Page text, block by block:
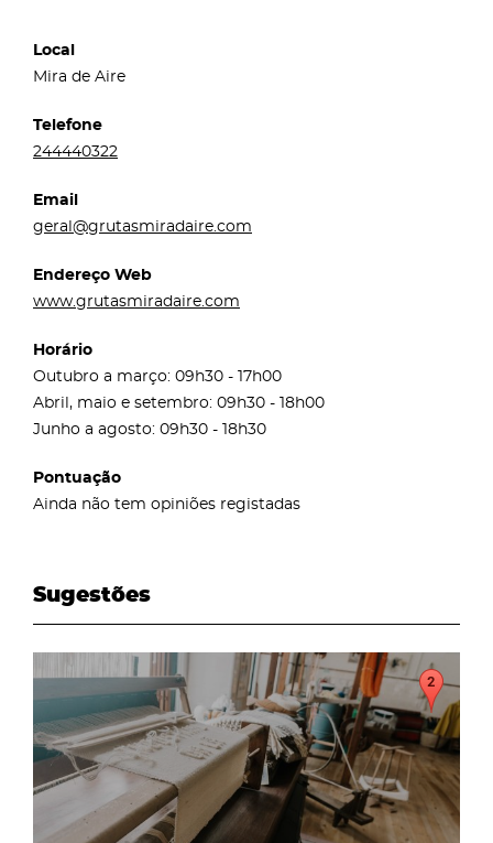
Local
Mira de Aire
Telefone
244440322
Email
geral@grutasmiradaire.com
Endereço Web
www.grutasmiradaire.com
Horário
Outubro a março: 09h30 - 17h00
Abril, maio e setembro: 09h30 - 18h00
Junho a agosto: 09h30 - 18h30
Pontuação
Ainda não tem opiniões registadas
Sugestões
page